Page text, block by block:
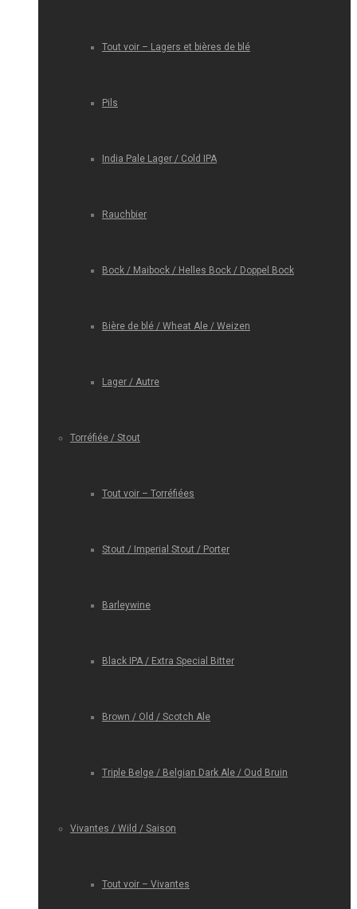
Tout voir – Lagers et bières de blé
Pils
India Pale Lager / Cold IPA
Rauchbier
Bock / Maibock / Helles Bock / Doppel Bock
Bière de blé / Wheat Ale / Weizen
Lager / Autre
Torréfiée / Stout
Tout voir – Torréfiées
Stout / Imperial Stout / Porter
Barleywine
Black IPA / Extra Special Bitter
Brown / Old / Scotch Ale
Triple Belge / Belgian Dark Ale / Oud Bruin
Vivantes / Wild / Saison
Tout voir – Vivantes